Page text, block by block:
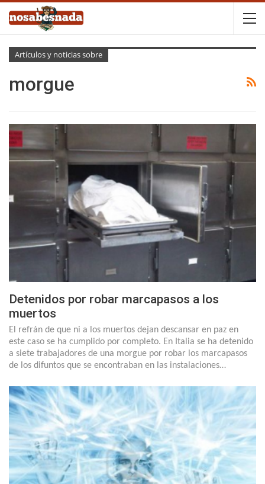
Artículos y noticias sobre
morgue
Detenidos por robar marcapasos a los
muertos
El refrán de que ni a los muertos dejan descansar en paz en
este caso se ha cumplido por completo. En Italia se ha detenido
a siete trabajadores de una morgue por robar los marcapasos
de los difuntos que se encontraban en las instalaciones…